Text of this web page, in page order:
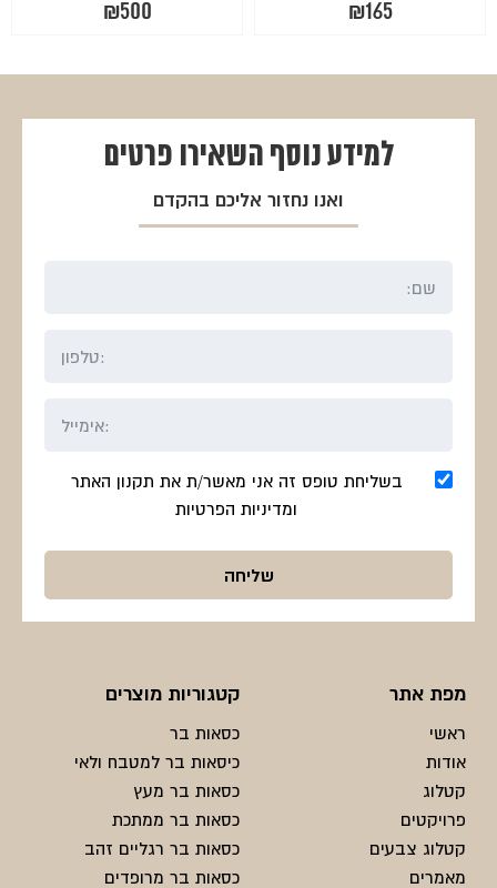
₪165
₪500
מפת אתר
ראשי
אודות
קטלוג
פרויקטים
קטלוג צבעים
מאמרים
קטגוריות מוצרים
כסאות בר
כיסאות בר למטבח ולאי
כסאות בר מעץ
כסאות בר ממתכת
כסאות בר רגליים זהב
כסאות בר מרופדים
למידע נוסף השאירו פרטים
ואנו נחזור אליכם בהקדם
בשליחת טופס זה אני מאשר/ת את תקנון האתר
ומדיניות הפרטיות